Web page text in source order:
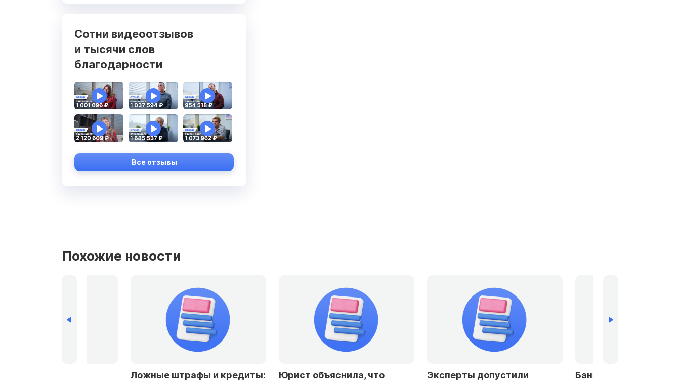
Сотни видеоотзывов
и тысячи слов
благодарности
Все отзывы
Похожие новости
Ложные штрафы и кредиты:
Юрист объяснила, что
Эксперты допустили
Банки в Петербурге и